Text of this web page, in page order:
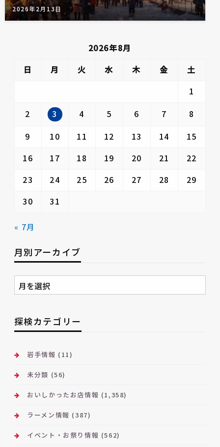
2026年2月13日
2026年8月
日
月 火 水 木 金
土
1
2
3 4 5 6 7
8
9
10 11 12 13 14
15
16
17 18 19 20 21
22
23
24 25 26 27 28
29
30
31
« 7月
月別アーカイブ
月
別
ー
カ
ブ
探検カテゴリー
岩手情報 (11)
未分類 (56)
おいしかったお店情報 (1,358)
ラーメン情報 (387)
イベント・お祭り情報 (562)